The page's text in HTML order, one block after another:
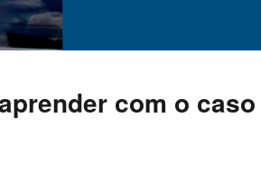
com o caso